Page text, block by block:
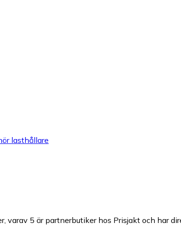
lasthållare
varav 5 är partnerbutiker hos Prisjakt och har